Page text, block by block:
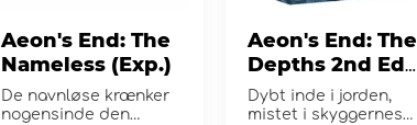
Aeon's End: The
Nameless (Exp.)
De navnløse krænker
nogensinde den
Aeon's End: The
Depths 2nd Ed
(Exp.)
Dybt inde i jorden,
mistet i skyggernes